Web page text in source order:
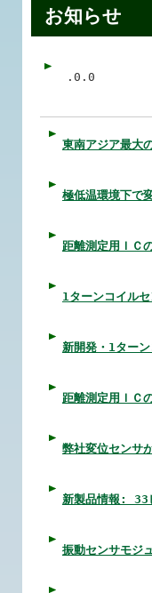
お知らせ
.0.0
東南アジア最大
極低温環境下で
距離測定用ＩＣ
1ターンコイル
新開発・1ター
距離測定用ＩＣ
弊社変位センサ
新製品情報: 33
振動センサモジ